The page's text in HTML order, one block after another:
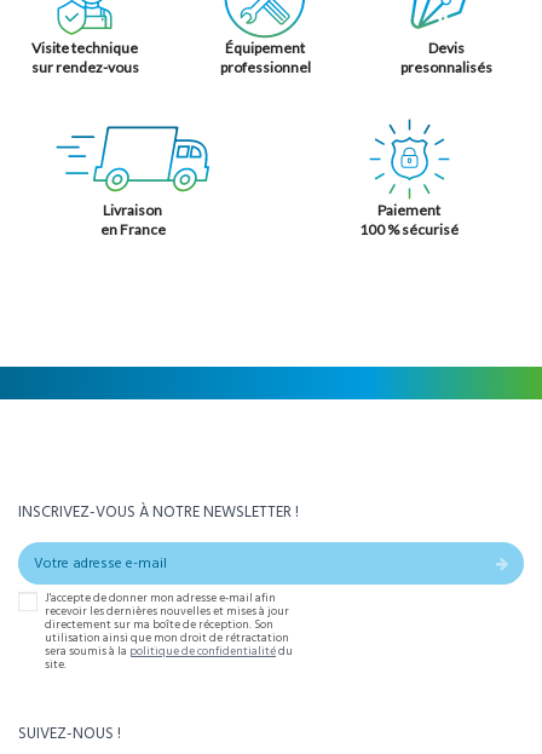
Visite technique
sur rendez-vous
Équipement
professionnel
Devis
presonnalisés
Livraison
en France
Paiement
100 % sécurisé
INSCRIVEZ-VOUS À NOTRE NEWSLETTER !
J'accepte de donner mon adresse e-mail afin
recevoir les dernières nouvelles et mises à jour
directement sur ma boîte de réception. Son
utilisation ainsi que mon droit de rétractation
sera soumis à la politique de confidentialitédu
site.
SUIVEZ-NOUS !